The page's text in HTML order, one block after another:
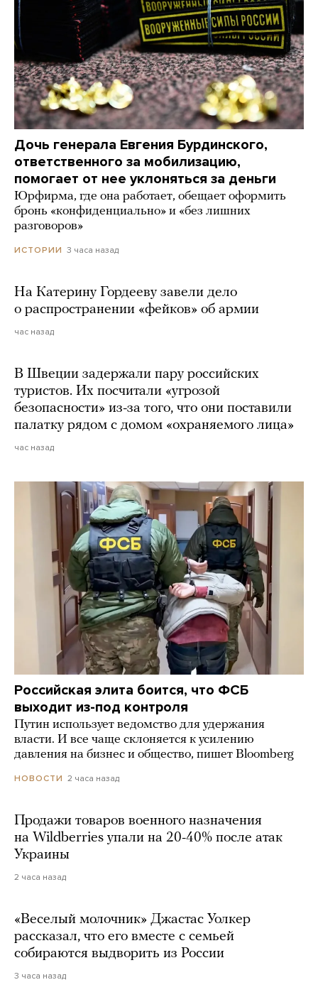
Дочь генерала Евгения Бурдинского,
ответственного за мобилизацию,
помогает от нее уклоняться за деньги
Юрфирма, где она работает, обещает оформить
бронь «конфиденциально» и «без лишних
разговоров»
ИСТОРИИ 3 часа назад
На Катерину Гордееву завели дело
о распространении «фейков» об армии
час назад
В Швеции задержали пару российских
туристов. Их посчитали «угрозой
безопасности» из-за того, что они поставили
палатку рядом с домом «охраняемого лица»
час назад
Российская элита боится, что ФСБ
выходит из-под контроля
Путин использует ведомство для удержания
власти. И все чаще склоняется к усилению
давления на бизнес и общество, пишет Bloomberg
НОВОСТИ 2 часа назад
Продажи товаров военного назначения
на Wildberries упали на 20-40% после атак
Украины
2 часа назад
«Веселый молочник» Джастас Уолкер
рассказал, что его вместе с семьей
собираются выдворить из России
3 часа назад